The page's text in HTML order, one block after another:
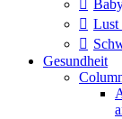
Lust
Gesundheit